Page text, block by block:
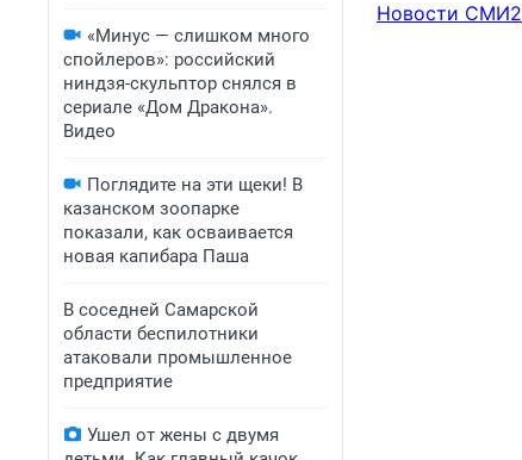
«Минус — слишком много
спойлеров»: российский
ниндзя-скульптор снялся в
сериале «Дом Дракона».
Видео
Поглядите на эти щеки! В
казанском зоопарке
показали, как осваивается
новая капибара Паша
В соседней Самарской
области беспилотники
атаковали промышленное
предприятие
Ушел от жены с двумя
Новости СМИ2